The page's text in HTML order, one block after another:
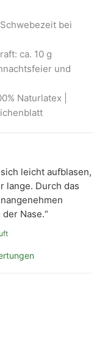
bei
ca. 10 g
und
Naturlatex |
leicht aufblasen,
lange. Durch das
Nase.“